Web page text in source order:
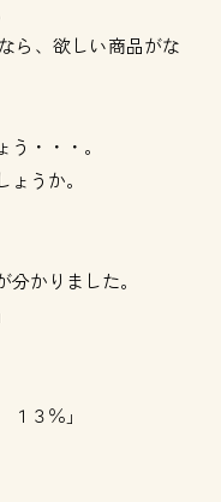
ら、欲しい商品がな
・・・。
うか。
かりました。
３％」